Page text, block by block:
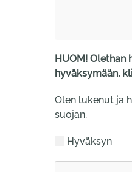
HUOM! Olethan
hyväksymään,
Olen lukenut ja
suojan.
Hyväksyn